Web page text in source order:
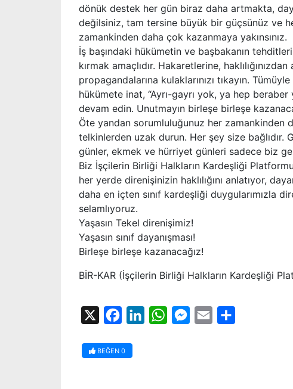
dönük destek her gün biraz daha artmakta,
değilsiniz, tam tersine büyük bir güçsünüz ve
zamankinden daha çok kazanmaya yakınsınız.
İş başındaki hükümetin ve başbakanın
kırmak amaçlıdır. Hakaretlerine,
propagandalarına kulaklarınızı tıkayın.
hükümete inat, “Ayrı-gayrı yok, ya hep
devam edin. Unutmayın birleşe birleşe
Öte yandan sorumluluğunuz her zamankinden
telkinlerden uzak durun. Her şey size bağlıdır.
günler, ekmek ve hürriyet günleri sadece biz
Biz İşçilerin Birliği Halkların Kardeşliği
her yerde direnişinizin haklılığını anlatıyor,
daha en içten sınıf kardeşliği duygularımızla
selamlıyoruz.
Yaşasın Tekel direnişimiz!
Yaşasın sınıf dayanışması!
Birleşe birleşe kazanacağız!
BİR-KAR (İşçilerin Birliği Halkların Kardeşliği
FacebookLinkedInWhatsAppMessenger
Email
BEĞEN 0